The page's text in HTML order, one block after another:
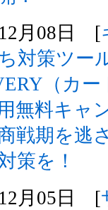
月08日 [
対策ツー
（カ
無料キャ
戦期を逃
策を！
月05日 [